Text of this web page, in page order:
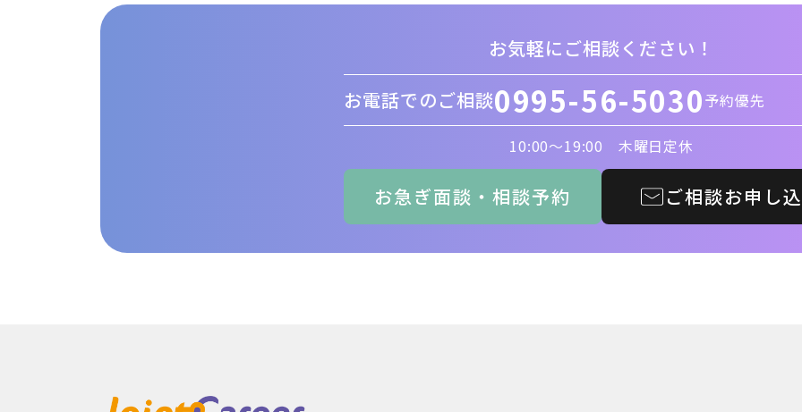
お気軽にご相談ください！
お電話でのご相談0995-56-5030予約優先
10:00〜19:00 木曜日定休
お急ぎ面談・相談予約 ご相談お申し